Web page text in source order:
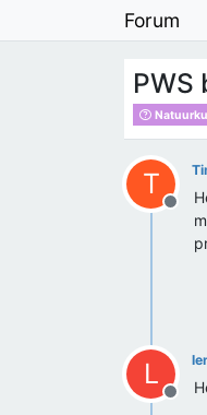
Forum
PWS
T
L